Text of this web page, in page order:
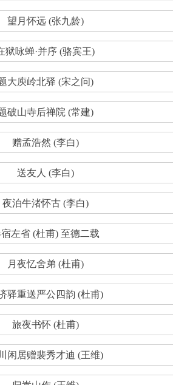
望月怀远 (张九龄)
狱咏蝉·并序 (骆宾王)
大庾岭北驿 (宋之问)
破山寺后禅院 (常建)
赠孟浩然 (李白)
送友人 (李白)
夜泊牛渚怀古 (李白)
左省 (杜甫) 至德二载
月夜忆舍弟 (杜甫)
驿重送严公四韵 (杜甫)
旅夜书怀 (杜甫)
闲居赠裴秀才迪 (王维)